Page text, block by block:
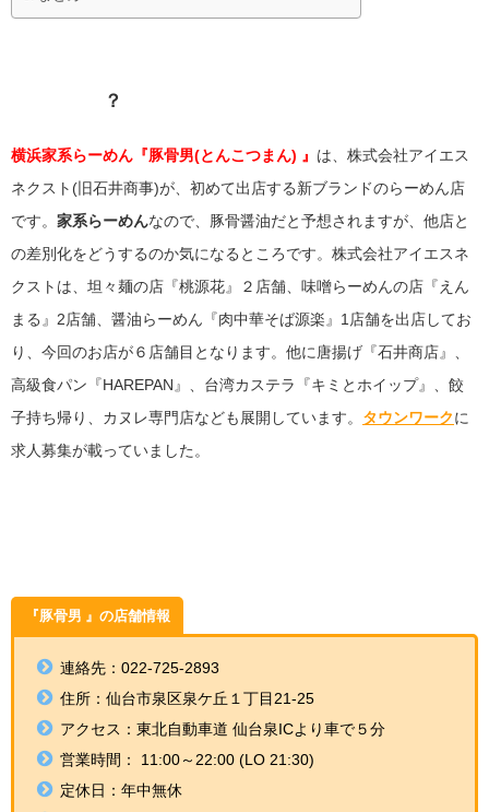
？
横浜家系らーめん『豚骨男(とんこつまん) 』 は、 株式会社アイエス
ネクスト(旧石井商事)が、初めて出店する新ブランドのらーめん店
です。 家系らーめんなので、豚骨醤油だと予想されますが、他店と
の差別化をどうするのか気になるところです。株式会社アイエスネ
クストは、坦々麺の店『桃源花』２店舗、味噌らーめんの店『えん
まる』2店舗、醤油らーめん『肉中華そば源楽』1店舗を出店してお
り、今回のお店が６店舗目となります。他に唐揚げ『石井商店』、
高級食パン『HAREPAN』、台湾カステラ『キミとホイップ』、餃
子持ち帰り、カヌレ専門店なども展開しています。 タウンワーク に
求人募集が載っていました。
『豚骨男 』 の店舗情報
連絡先：022-725-2893
住所：仙台市泉区泉ケ丘１丁目21-25
アクセス：東北自動車道 仙台泉ICより車で５分
営業時間：
11:00～22:00 (LO 21:30)
定休日：年中無休